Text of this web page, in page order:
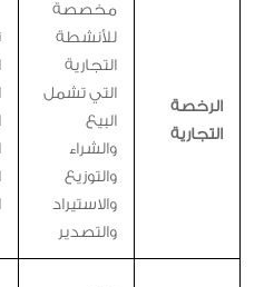
الرخصة
التجارية
مخصصة
للأنشطة
التجارية
التي تشمل
البيع
والشراء
والتوزيع
والاستيراد
والتصدير